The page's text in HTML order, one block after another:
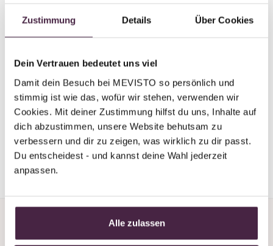
Zustimmung Details Über Cookies
Dein Vertrauen bedeutet uns viel
Damit dein Besuch bei MEVISTO so persönlich und
stimmig ist wie das, wofür wir stehen, verwenden wir
Cookies. Mit deiner Zustimmung hilfst du uns, Inhalte auf
dich abzustimmen, unsere Website behutsam zu
verbessern und dir zu zeigen, was wirklich zu dir passt.
Du entscheidest - und kannst deine Wahl jederzeit
anpassen.
Alle zulassen
Send the material by registered mail to the following
4656 Kirchham
Austria
*(Mevisto burial=natural burial in a scattered meadow,
anonymous burial of residual ashes)